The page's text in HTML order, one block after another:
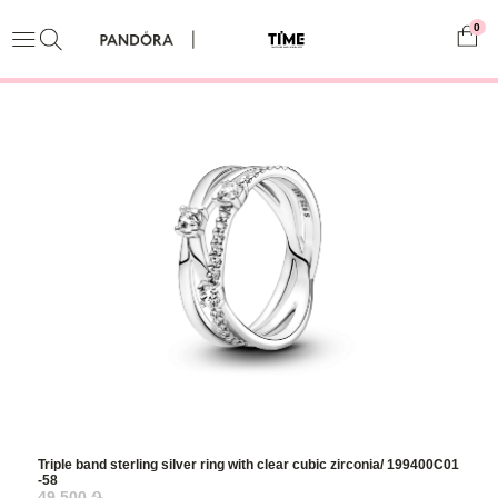
0
Triple band sterling silver ring with clear cubic zirconia/ 199400C01
-58